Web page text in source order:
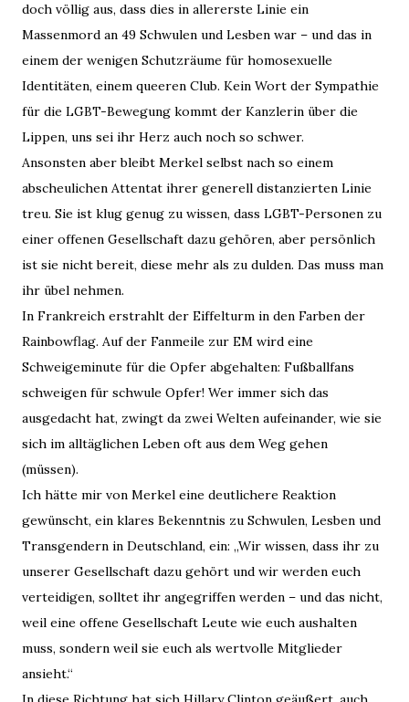
doch völlig aus, dass dies in allererste Linie ein
Massenmord an 49 Schwulen und Lesben war – und das in
einem der wenigen Schutzräume für homosexuelle
Identitäten, einem queeren Club. Kein Wort der Sympathie
für die LGBT-Bewegung kommt der Kanzlerin über die
Lippen, uns sei ihr Herz auch noch so schwer.
Ansonsten aber bleibt Merkel selbst nach so einem
abscheulichen Attentat ihrer generell distanzierten Linie
treu. Sie ist klug genug zu wissen, dass LGBT-Personen zu
einer offenen Gesellschaft dazu gehören, aber persönlich
ist sie nicht bereit, diese mehr als zu dulden. Das muss man
ihr übel nehmen.
In Frankreich erstrahlt der Eiffelturm in den Farben der
Rainbowflag. Auf der Fanmeile zur EM wird eine
Schweigeminute für die Opfer abgehalten: Fußballfans
schweigen für schwule Opfer! Wer immer sich das
ausgedacht hat, zwingt da zwei Welten aufeinander, wie sie
sich im alltäglichen Leben oft aus dem Weg gehen
(müssen).
Ich hätte mir von Merkel eine deutlichere Reaktion
gewünscht, ein klares Bekenntnis zu Schwulen, Lesben und
Transgendern in Deutschland, ein: „Wir wissen, dass ihr zu
unserer Gesellschaft dazu gehört und wir werden euch
verteidigen, solltet ihr angegriffen werden – und das nicht,
weil eine offene Gesellschaft Leute wie euch aushalten
muss, sondern weil sie euch als wertvolle Mitglieder
ansieht.“